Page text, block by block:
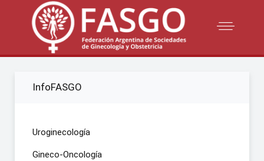
InfoFASGO
Uroginecología
Gineco-Oncología